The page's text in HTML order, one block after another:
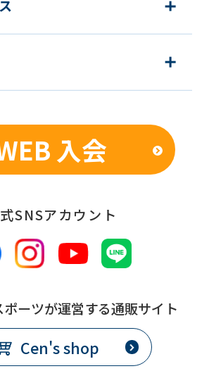
入会
SNSアカウント
ーツが運営する通販サイト
Cen's shop